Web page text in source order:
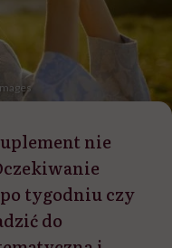
nie
tygodniu czy
do